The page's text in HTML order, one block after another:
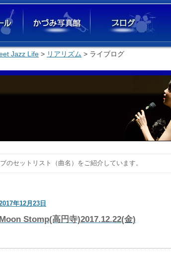
ツへ移動
Jazz Life > リアリズム > ライブログ
のセットリスト（曲名）をご紹介しています。
年12月23日
Moon Stomp(高円寺)2017.12.22(金)